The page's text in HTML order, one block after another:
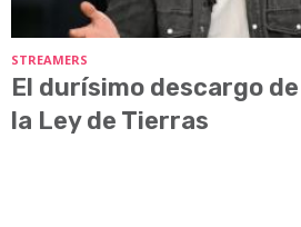
STREAMERS
El durísimo descargo
la Ley de Tierras